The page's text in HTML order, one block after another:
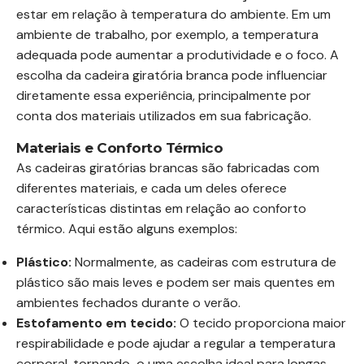
estar em relação à temperatura do ambiente. Em um
ambiente de trabalho, por exemplo, a temperatura
adequada pode aumentar a produtividade e o foco. A
escolha da cadeira giratória branca pode influenciar
diretamente essa experiência, principalmente por
conta dos materiais utilizados em sua fabricação.
Materiais e Conforto Térmico
As cadeiras giratórias brancas são fabricadas com
diferentes materiais, e cada um deles oferece
características distintas em relação ao conforto
térmico. Aqui estão alguns exemplos:
Plástico: Normalmente, as cadeiras com estrutura de
plástico são mais leves e podem ser mais quentes em
ambientes fechados durante o verão.
Estofamento em tecido: O tecido proporciona maior
respirabilidade e pode ajudar a regular a temperatura